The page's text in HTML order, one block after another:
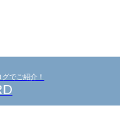
でご紹介！